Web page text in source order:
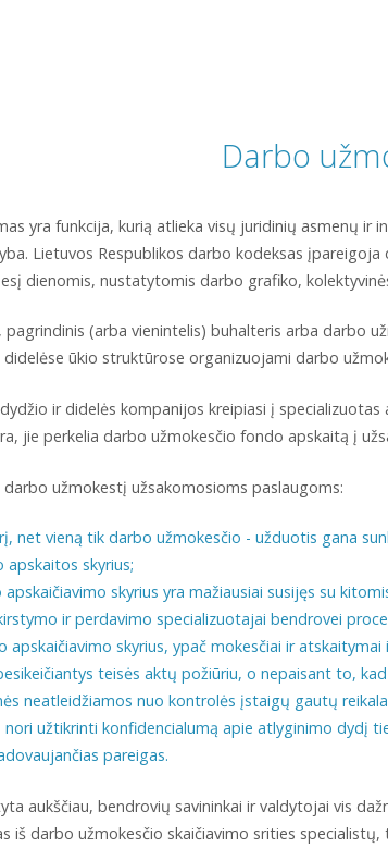
Darbo
yra funkcija, kurią atlieka visų juridinių asmenų ir
Lietuvos Respublikos darbo kodeksas
dienomis, nustatytomis darbo grafiko,
(arba vienintelis) buhalteris arba darbo
ūkio struktūrose organizuojami darbo
ir didelės kompanijos kreipiasi į
jie perkelia darbo užmokesčio fondo apskaitą į
užmokestį užsakomosioms paslaugoms:
net vieną tik darbo užmokesčio - užduotis gana
skyrius;
skyrius yra mažiausiai susijęs su
ir perdavimo specializuotajai bendrovei
apskaičiavimo skyrius, ypač mokesčiai ir
teisės aktų požiūriu, o nepaisant to,
neatleidžiamos nuo kontrolės įstaigų gautų
užtikrinti konfidencialumą apie atlyginimo dydį
pareigas.
aukščiau, bendrovių savininkai ir valdytojai vis
iš darbo užmokesčio skaičiavimo srities